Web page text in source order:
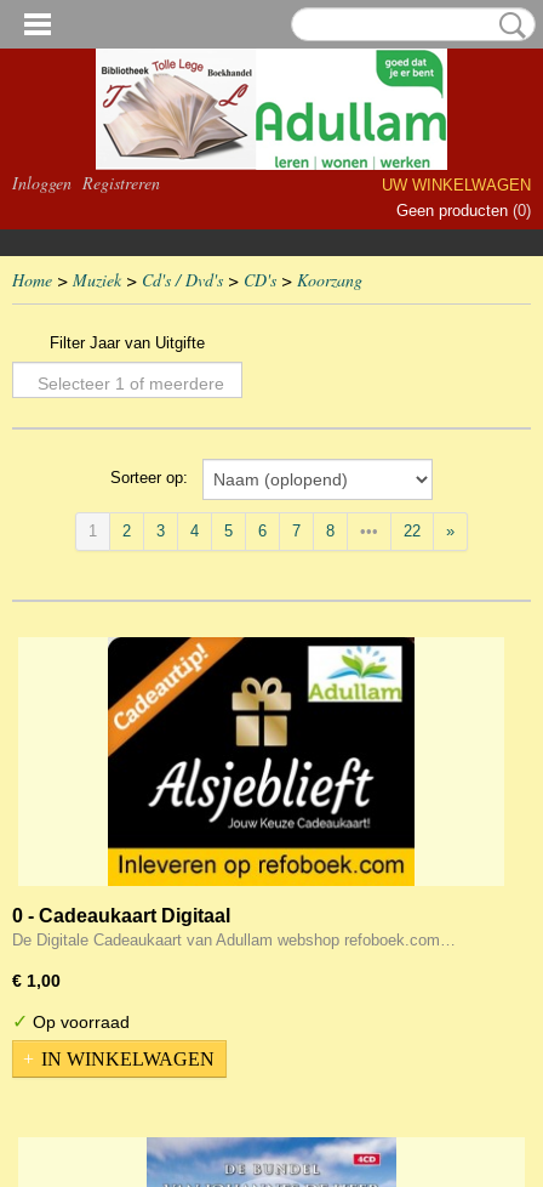
Inloggen Registreren
UW WINKELWAGEN
Geen producten (0)
Home > Muziek> Cd's / Dvd's > CD's > Koorzang
Filter Jaar van Uitgifte
Selecteer 1 of meerdere
Sorteer op:
1 2 3 4 5 6 7 8 ••• 22 »
0 - Cadeaukaart Digitaal
De Digitale Cadeaukaart van Adullam webshop refoboek.com…
€ 1,00
✓ Op voorraad
IN WINKELWAGEN